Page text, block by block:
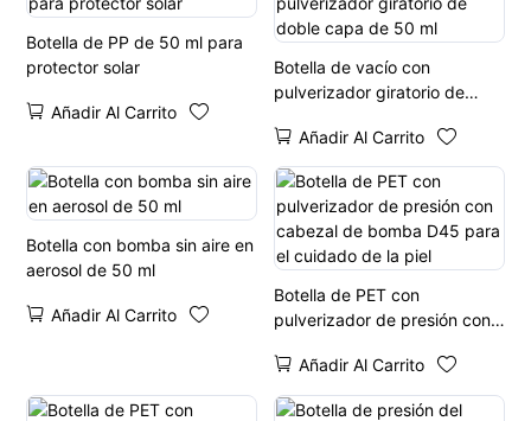
Botella de PP de 50 ml para
protector solar
Añadir Al Carrito
Botella de vacío con
pulverizador giratorio de
Añadir Al Carrito
Botella con bomba sin aire en
aerosol de 50 ml
Añadir Al Carrito
Botella de PET con
pulverizador de presión con
el cuidado de la piel
Añadir Al Carrito